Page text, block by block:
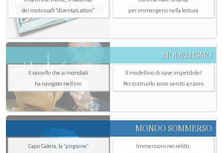
dei motoscafi “diventati attori”
per immergersi nella lettura
MODELLISMO
Il vascello che ai mondiali
ha navigato nell’oro
Il modellino di nave irripetibile?
Per costruirlo sono serviti 47 anni
MONDO SOMMERSO
Capo Galera, la "prigione"
Immersioni nei relitti: